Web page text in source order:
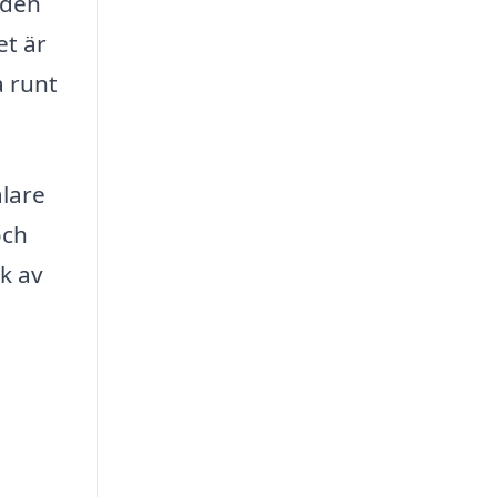
är
runt
av